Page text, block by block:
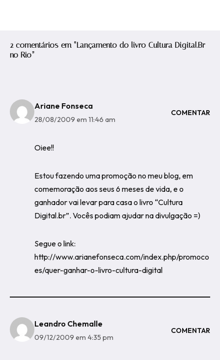
2 comentários em “Lançamento do livro Cultura Digital.Br
no Rio”
Ariane Fonseca
28/08/2009 em 11:46 am
COMENTAR
Oiee!!
Estou fazendo uma promoção no meu blog, em
comemoração aos seus 6 meses de vida, e o
ganhador vai levar para casa o livro “Cultura
Digital.br”. Vocês podiam ajudar na divulgação =)
Segue o link:
http://www.arianefonseca.com/index.php/promoco
es/quer-ganhar-o-livro-cultura-digital
Leandro Chemalle
09/12/2009 em 4:35 pm
COMENTAR